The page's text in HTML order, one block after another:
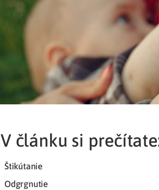
V článku si
Štikútanie
Odgrgnutie